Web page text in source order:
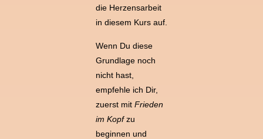
die Herzensarbeit
in diesem Kurs auf.
Wenn Du diese
Grundlage noch
nicht hast,
empfehle ich Dir,
zuerst mit Frieden
im Kopfzu
beginnen und